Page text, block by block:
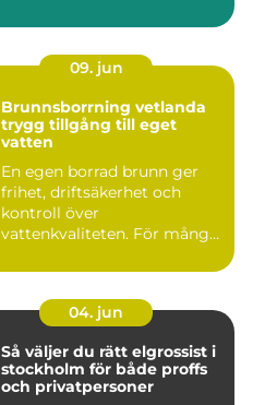
09. jun
Brunnsborrning vetlanda
trygg tillgång till eget
vatten
En egen borrad brunn ger
frihet, driftsäkerhet och
kontroll över
vattenkvaliteten. För många
04. jun
Så väljer du rätt elgrossist i
stockholm för både proffs
och privatpersoner